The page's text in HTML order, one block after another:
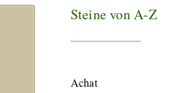
Steine von A-Z
Achat